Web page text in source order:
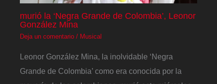
murió la ‘Negra Grande de Colombia’, Leonor
González Mina
Deja un comentario / Musical
Leonor González Mina, la inolvidable ‘Negra
Grande de Colombia’ como era conocida por la